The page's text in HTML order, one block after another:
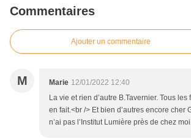
Commentaires
Ajouter un commentaire
M Marie 12/01/2022 12:40
La vie et rien d’autre B.Tavernier. Tous
en fait.<br /> Et bien d’autres encore cher
n’ai pas l’Institut Lumière près de chez